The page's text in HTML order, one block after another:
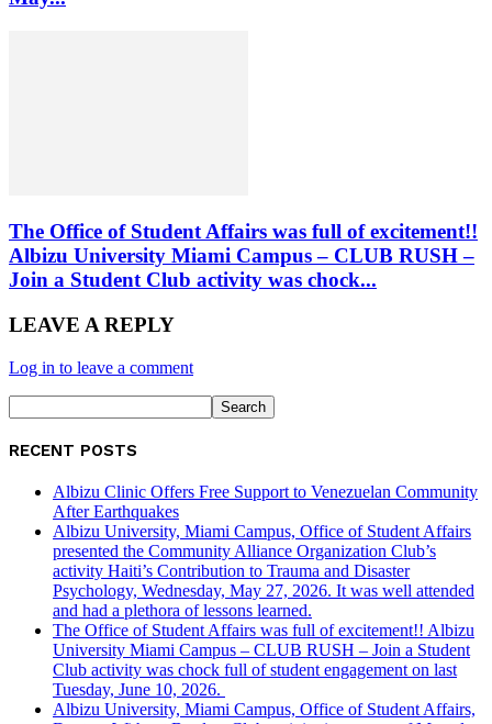
The Office of Student Affairs was full of excitement!!
Albizu University Miami Campus – CLUB RUSH –
Join a Student Club activity was chock...
LEAVE A REPLY
Log in to leave a comment
RECENT POSTS
Albizu Clinic Offers Free Support to Venezuelan Community
After Earthquakes
Albizu University, Miami Campus, Office of Student Affairs
presented the Community Alliance Organization Club’s
activity Haiti’s Contribution to Trauma and Disaster
Psychology, Wednesday, May 27, 2026. It was well attended
and had a plethora of lessons learned.
The Office of Student Affairs was full of excitement!! Albizu
University Miami Campus – CLUB RUSH – Join a Student
Club activity was chock full of student engagement on last
Tuesday, June 10, 2026.
Albizu University, Miami Campus, Office of Student Affairs,